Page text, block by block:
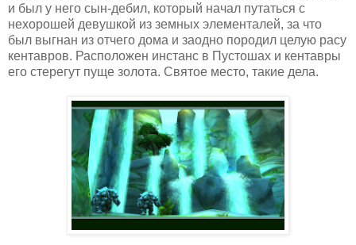
и был у него сын-дебил, который начал путаться с
нехорошей девушкой из земных элементалей, за что
был выгнан из отчего дома и заодно породил целую расу
кентавров. Расположен инстанс в Пустошах и кентавры
его стерегут пуще золота. Святое место, такие дела.